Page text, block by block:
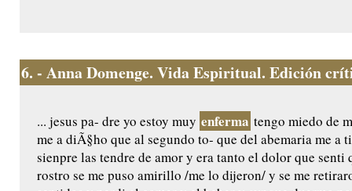
6. - Anna Domenge. Vida Espiritual. Edición
... jesus pa- dre yo estoy muy enferma tengo miedo de
me a diÃ§ho que al segundo to- que del abemaria me a
sienpre las tendre de amor y era tanto el dolor que
rostro se me puso amirillo /me lo dijeron/ y se me